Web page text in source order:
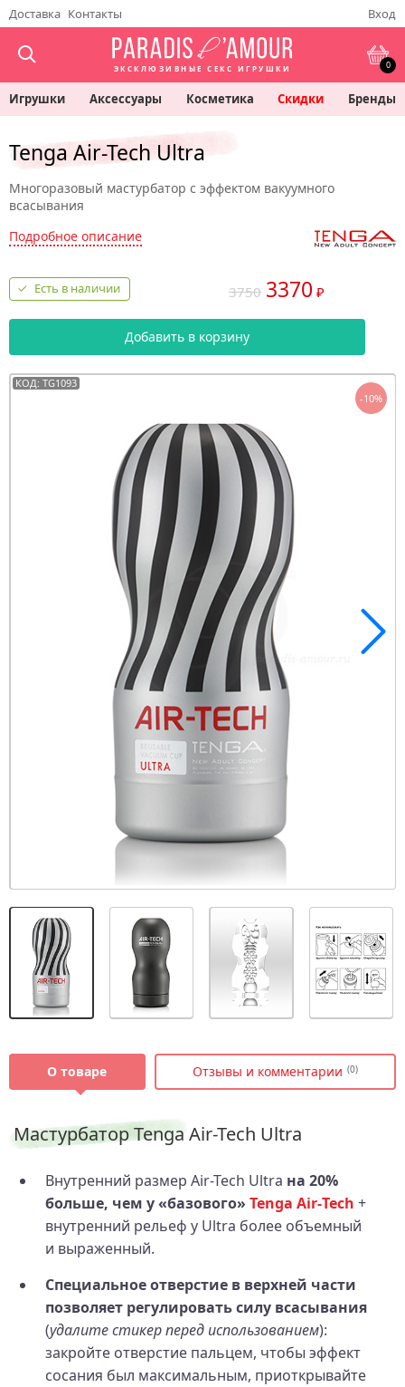
Доставка Контакты Вход
ЭКСКЛЮЗИВНЫЕ СЕКС ИГРУШКИ 0
Игрушки Аксессуары Косметика Скидки Бренды
Tenga Air-Tech Ultra
Многоразовый мастурбатор с эффектом вакуумного
всасывания
Подробное описание
3750 3370 ₽
Есть в наличии
Добавить в корзину
КОД: TG1093
-10%
О товаре Отзывы и комментарии (0)
Мастурбатор Tenga Air-Tech Ultra
Внутренний размер Air-Tech Ultra на 20%
больше, чем у «базового» Tenga Air‑Tech +
внутренний рельеф у Ultra более объемный
и выраженный.
Специальное отверстие в верхней части
позволяет регулировать силу всасывания
(удалите стикер перед использованием):
закройте отверстие пальцем, чтобы эффект
сосания был максимальным, приоткрывайте